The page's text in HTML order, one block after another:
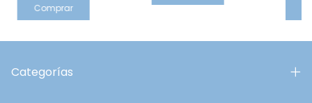
Comprar
Categorías